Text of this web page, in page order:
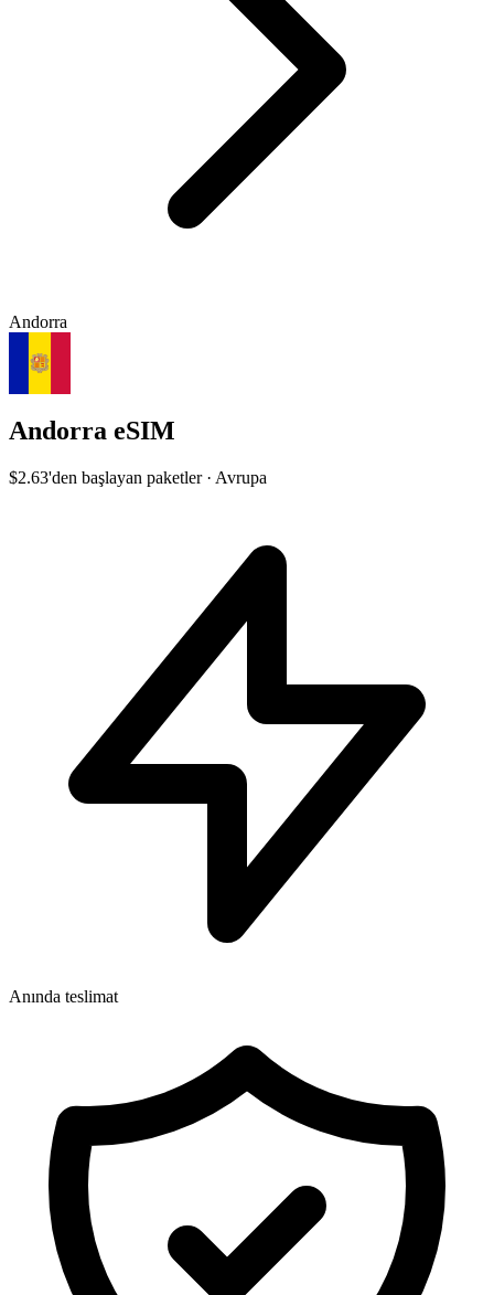
Andorra
Andorra eSIM
$2.63'den başlayan paketler · Avrupa
Anında teslimat